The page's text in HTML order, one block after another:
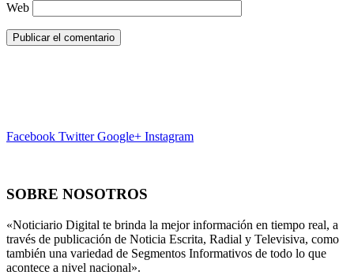
Web
Facebook Twitter Google+ Instagram
SOBRE NOSOTROS
«Noticiario Digital te brinda la mejor información en tiempo real, a
través de publicación de Noticia Escrita, Radial y Televisiva, como
también una variedad de Segmentos Informativos de todo lo que
acontece a nivel nacional».